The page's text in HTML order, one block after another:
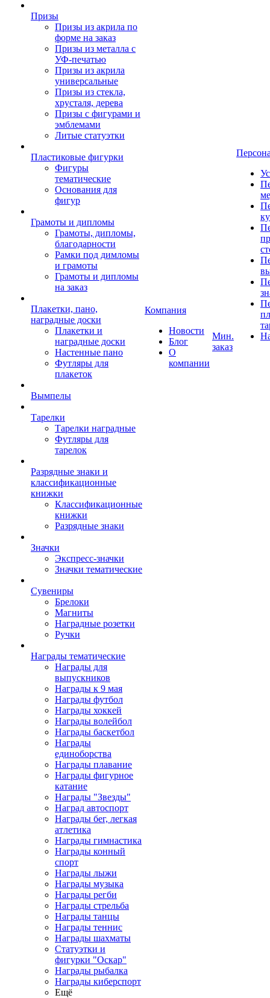
Призы
Призы из акрила по
форме на заказ
Призы из металла с
УФ-печатью
Призы из акрила
универсальные
Призы из стекла,
хрусталя, дерева
Призы с фигурами и
эмблемами
Литые статуэтки
Пластиковые фигурки
Фигуры
тематические
Основания для
фигур
Грамоты и дипломы
Грамоты, дипломы,
благодарности
Рамки под димломы
и грамоты
Грамоты и дипломы
на заказ
Плакетки, пано,
наградные доски
Плакетки и
наградные доски
Настенные пано
Футляры для
плакеток
Вымпелы
Тарелки
Тарелки наградные
Футляры для
тарелок
Разрядные знаки и
классификационные
книжки
Классификационные
книжки
Разрядные знаки
Значки
Экспресс-значки
Значки тематические
Сувениры
Брелоки
Магниты
Наградные розетки
Ручки
Награды тематические
Награды для
выпускников
Награды к 9 мая
Награды футбол
Награды хоккей
Награды волейбол
Награды баскетбол
Награды
единоборства
Награды плавание
Награды фигурное
катание
Награды "Звезды"
Наград автоспорт
Награды бег, легкая
атлетика
Награды гимнастика
Награды конный
спорт
Награды лыжи
Награды музыка
Награды регби
Награды стрельба
Награды танцы
Награды теннис
Награды шахматы
Статуэтки и
фигурки "Оскар"
Награды рыбалка
Награды киберспорт
Ещё
Компания
Новости
Блог
О
компании
Мин.
заказ